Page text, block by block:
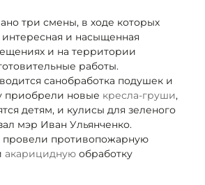
три смены, в ходе которых
и насыщенная
и на территории
работы.
санобработка подушек и
приобрели новые кресла-груши,
детям, и кулисы для зеленого
мэр Иван Ульянченко.
провели противопожарную
акарицидную обработку